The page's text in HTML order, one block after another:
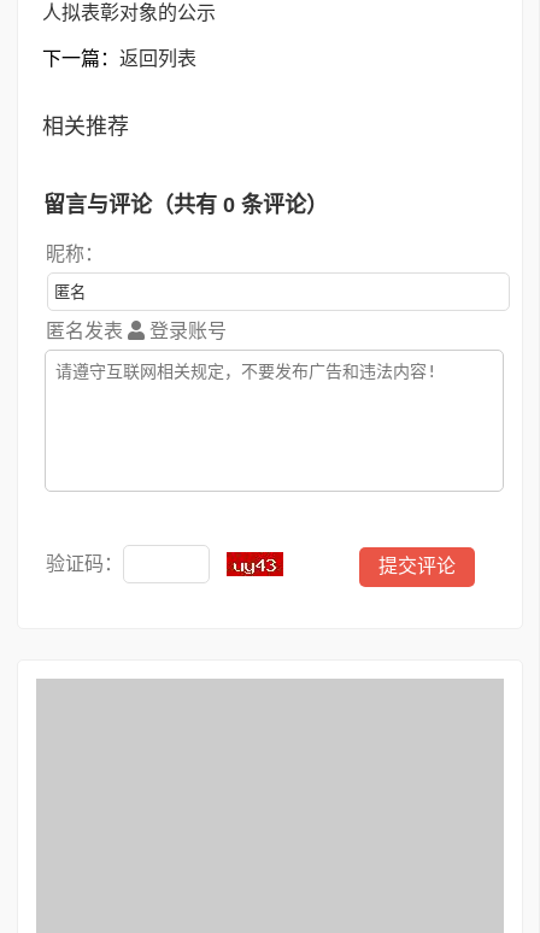
人拟表彰对象的公示
下一篇： 返回列表
相关推荐
留言与评论（共有 0 条评论）
昵称：
匿名发表 登录账号
验证码：